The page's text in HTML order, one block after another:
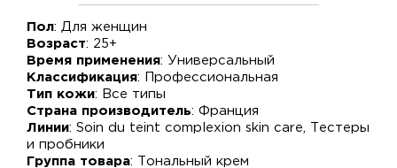
Пол: Для женщин
Возраст: 25+
Время применения: Универсальный
Классификация: Профессиональная
Тип кожи: Все типы
Страна производитель: Франция
Линии: Soin du teint complexion skin care, Тестеры
и пробники
Группа товара: Тональный крем